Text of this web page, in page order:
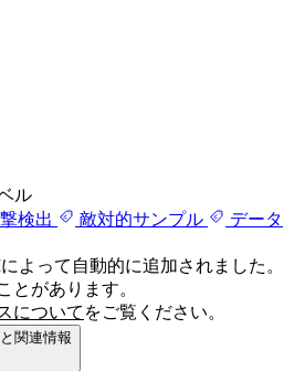
ル
検出
敵対的サンプル
データ
よって自動的に追加されました。
とがあります。
について をご覧ください。
関連情報